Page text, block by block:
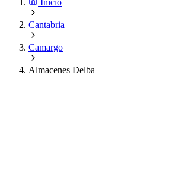
Inicio
Cantabria
Camargo
Almacenes Delba